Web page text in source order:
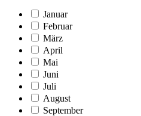
Januar
Februar
März
April
Mai
Juni
Juli
August
September